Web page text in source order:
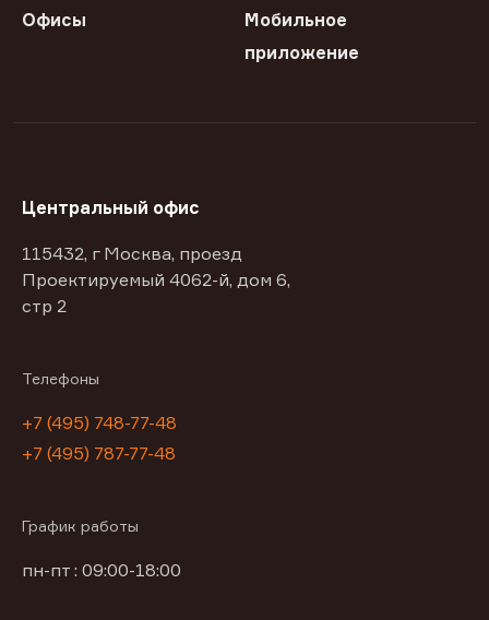
Офисы
Мобильное
приложение
Центральный офис
115432, г Москва, проезд
Проектируемый 4062-й, дом 6,
стр 2
Телефоны
+7 (495) 748-77-48
+7 (495) 787-77-48
График работы
пн-пт : 09:00-18:00